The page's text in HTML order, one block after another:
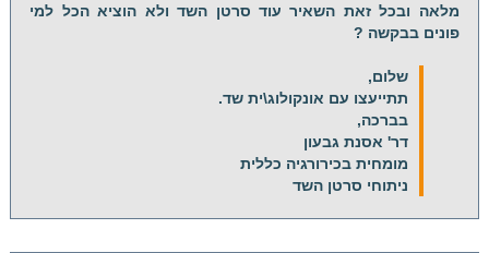
מלאה ובכל זאת השאיר עוד סרטן השד ולא הוציא הכל למי
פונים בבקשה ?
שלום,
תתייעצו עם אונקולוג\ית שד.
בברכה,
דר' אסנת גבעון
מומחית בכירורגיה כללית
ניתוחי סרטן השד